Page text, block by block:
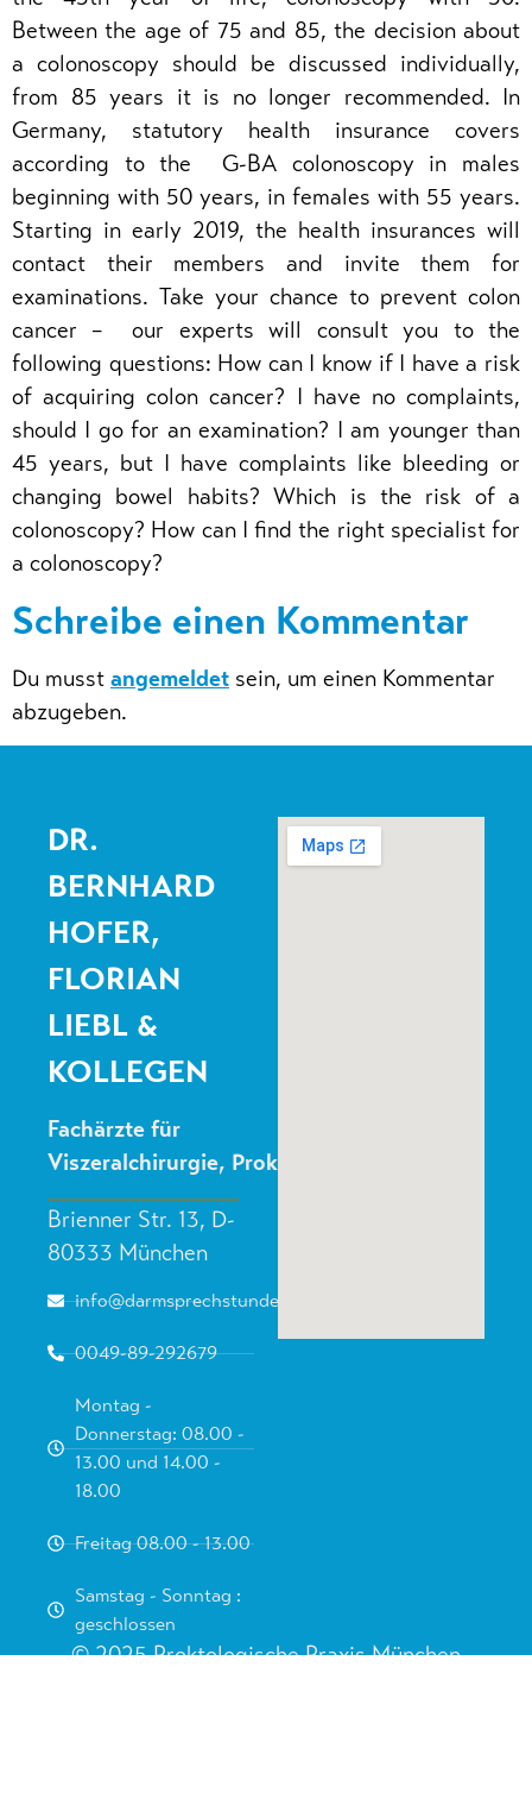
Between the age of 75 and 85, the decision about
a colonoscopy should be discussed individually,
from 85 years it is no longer recommended. In
Germany, statutory health insurance covers
according to the G-BA colonoscopy in males
beginning with 50 years, in females with 55 years.
Starting in early 2019, the health insurances will
contact their members and invite them for
examinations. Take your chance to prevent colon
cancer – our experts will consult you to the
following questions: How can I know if I have a risk
of acquiring colon cancer? I have no complaints,
should I go for an examination? I am younger than
45 years, but I have complaints like bleeding or
changing bowel habits? Which is the risk of a
colonoscopy? How can I find the right specialist for
a colonoscopy?
Schreibe einen Kommentar
Du musst angemeldet sein, um einen Kommentar
abzugeben.
DR.
BERNHARD
HOFER,
FLORIAN
LIEBL &
KOLLEGEN
Fachärzte für
Viszeralchirurgie, Proktologie
Brienner Str. 13, D-
80333 München
info@darmsprechstunde.de
0049-89-292679
Montag -
Donnerstag: 08.00 -
13.00 und 14.00 -
18.00
Freitag 08.00 - 13.00
Samstag - Sonntag :
geschlossen
© 2025 Proktologische Praxis München